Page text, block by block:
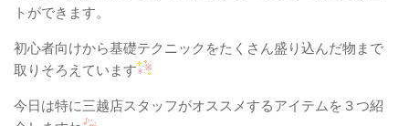
トができます。
初心者向けから基礎テクニックをたくさん盛り込んだ物まで
取りそろえています
今日は特に三越店スタッフがオススメするアイテムを３つ紹